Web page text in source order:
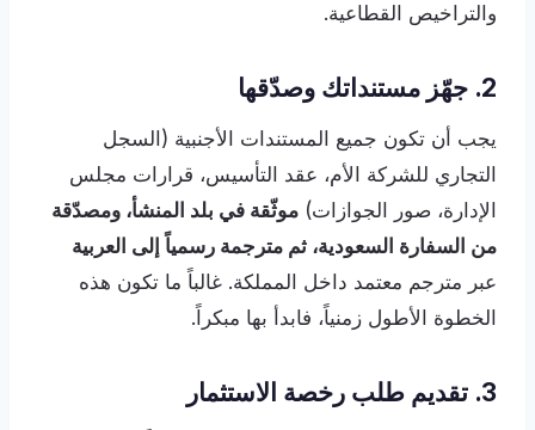
والتراخيص القطاعية.
2. جهّز مستنداتك وصدّقها
يجب أن تكون جميع المستندات الأجنبية (السجل
التجاري للشركة الأم، عقد التأسيس، قرارات مجلس
الإدارة، صور الجوازات) موثّقة في بلد المنشأ، ومصدّقة
من السفارة السعودية، ثم مترجمة رسمياً إلى العربية
عبر مترجم معتمد داخل المملكة. غالباً ما تكون هذه
الخطوة الأطول زمنياً، فابدأ بها مبكراً.
3. تقديم طلب رخصة الاستثمار